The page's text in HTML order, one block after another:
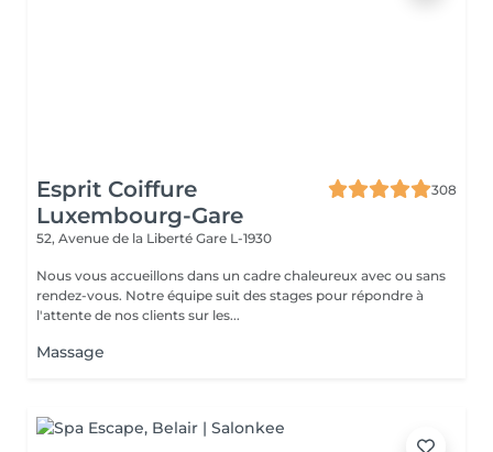
Esprit Coiffure
Luxembourg-Gare
308
52, Avenue de la Liberté Gare L-1930
Nous vous accueillons dans un cadre chaleureux avec ou sans
rendez-vous. Notre équipe suit des stages pour répondre à
l'attente de nos clients sur les...
Massage